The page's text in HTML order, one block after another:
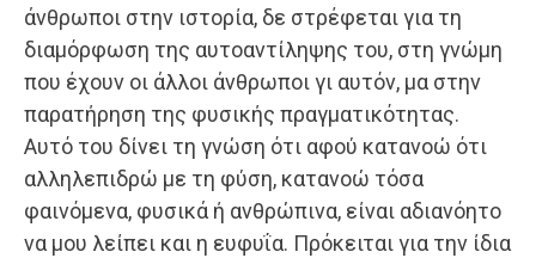
άνθρωποι στην ιστορία, δε στρέφεται για τη
διαμόρφωση της αυτοαντίληψης του, στη γνώμη
που έχουν οι άλλοι άνθρωποι γι αυτόν, μα στην
παρατήρηση της φυσικής πραγματικότητας.
Αυτό του δίνει τη γνώση ότι αφού κατανοώ ότι
αλληλεπιδρώ με τη φύση, κατανοώ τόσα
φαινόμενα, φυσικά ή ανθρώπινα, είναι αδιανόητο
να μου λείπει και η ευφυΐα. Πρόκειται για την ίδια